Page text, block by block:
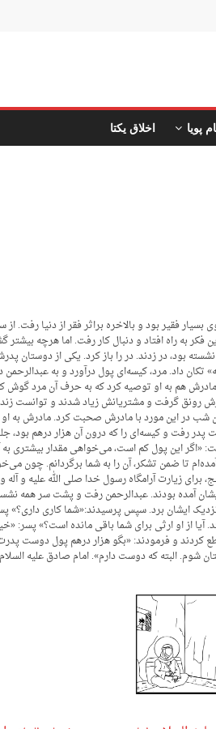
پویا اخلاق یکتا
فقیر بود و بالاخره براثر فقر از دنیا رفت.
به راه افتاد و دنبال کار رفت. اما هرچه
بود، در زدند. در را باز کرد. یکی از دوستان
داد. مرد، کیسه‌ای پول درآورد و به
هم به او توصیه کرد که به حرف آن مرد گوش
رونق گرفت و مشتریانش زیاد شدند و توانست
در این مورد با مادرش صحبت کرد. مادرش به او
و کیسه‌ای را که درون آن هزار درهم بود،
«اگر این پول کم است، می‌خواهی مقدار بیشتری
تا ضمن تشکر، آن را به شما برگردانم.
زیارت آرامگاه رسول خدا صلی الله علیه و آله
آمده بودند. عبدالرحمن رفت و پشت سر همه
ایشان برد. سپس پرسیدند:«شما کاری
از او ارثی برای شما باقی مانده است؟» پسر:
و فرمودند: «بگو هزار درهم پول دوست
البته که دوست دارم». امام صادق علیه